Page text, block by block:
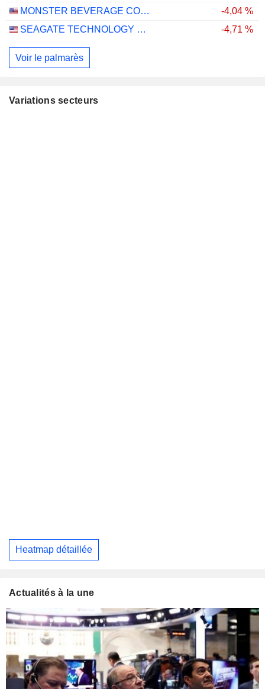
MONSTER BEVERAGE CORPORATION
-4,04 %
SEAGATE TECHNOLOGY HOLDINGS PLC
-4,71 %
Voir le palmarès
Variations secteurs
Heatmap détaillée
Actualités à la une